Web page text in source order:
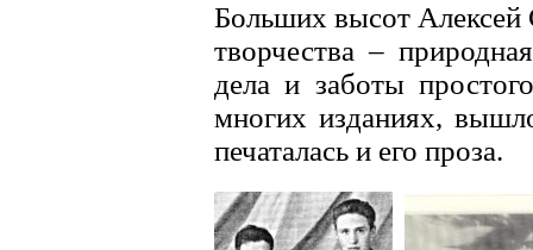
Больших высот Алексей
творчества –
дела и заботы
многих изданиях,
печаталась и его проза.